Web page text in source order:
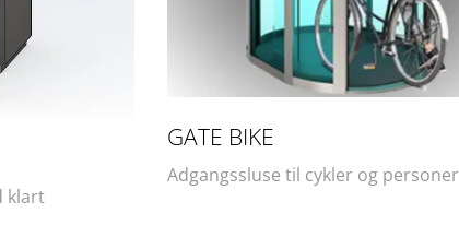
klart
GATE BIKE
Adgangssluse til cykler og personer